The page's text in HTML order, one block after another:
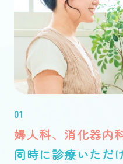
01
婦人科、消化器内
同時に診療いただ